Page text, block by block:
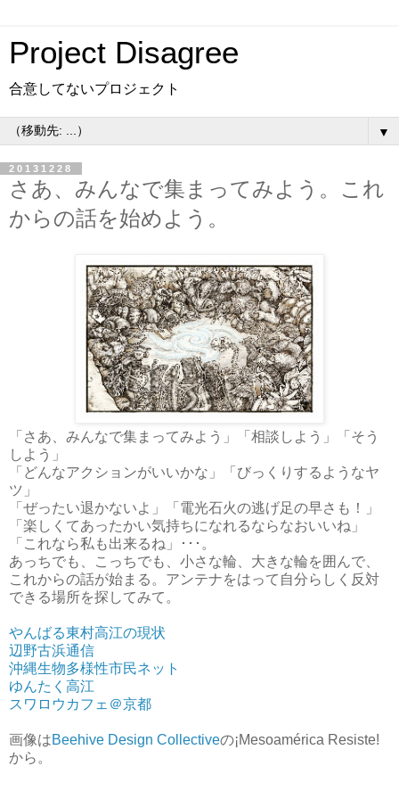
Project Disagree
合意してないプロジェクト
▼
20131228
さあ、みんなで集まってみよう。これ
からの話を始めよう。
「さあ、みんなで集まってみよう」「相談しよう」「そう
しよう」
「どんなアクションがいいかな」「びっくりするようなヤ
ツ」
「ぜったい退かないよ」「電光石火の逃げ足の早さも！」
「楽しくてあったかい気持ちになれるならなおいいね」
「これなら私も出来るね」･･･。
あっちでも、こっちでも、小さな輪、大きな輪を囲んで、
これからの話が始まる。アンテナをはって自分らしく反対
できる場所を探してみて。
やんばる東村高江の現状
辺野古浜通信
沖縄生物多様性市民ネット
ゆんたく高江
スワロウカフェ＠京都
画像はBeehive Design Collectiveの¡Mesoamérica Resiste!
から。